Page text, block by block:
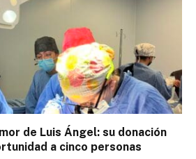
de Luis Ángel: su donación
a cinco personas